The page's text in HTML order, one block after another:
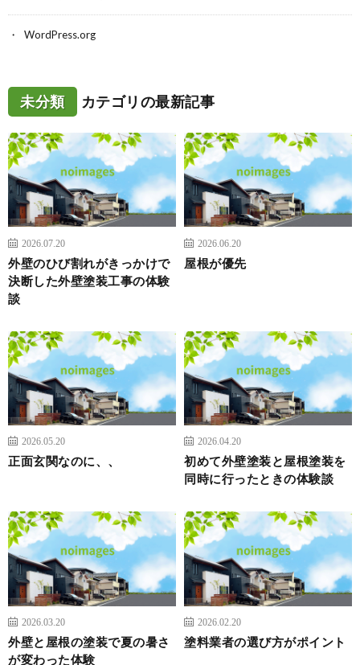
WordPress.org
未分類 カテゴリの最新記事
2026.07.20
外壁のひび割れがきっかけで
決断した外壁塗装工事の体験
談
2026.06.20
屋根が優先
2026.05.20
正面玄関なのに、、
2026.04.20
初めて外壁塗装と屋根塗装を
同時に行ったときの体験談
2026.03.20
外壁と屋根の塗装で夏の暑さ
が変わった体験
2026.02.20
塗料業者の選び方がポイント